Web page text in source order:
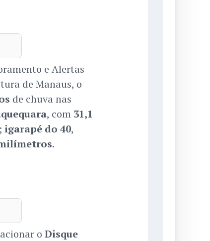
e Alertas
de Manaus, o
de chuva nas
, com 31,1
; igarapé do 40,
.
o Disque